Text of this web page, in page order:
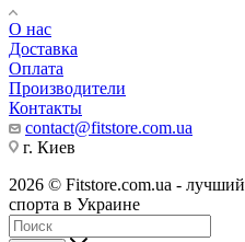
О нас
Доставка
Оплата
Производители
Контакты
contact@fitstore.com.ua
г. Киев
2026 © Fitstore.com.ua -
спорта в Украине